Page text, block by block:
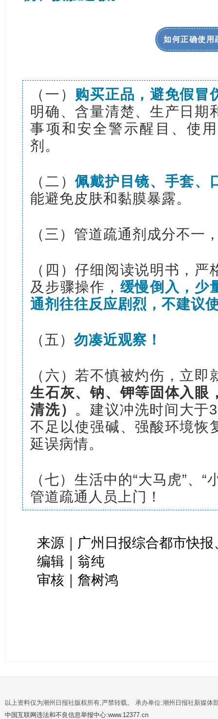
如何正确使用
（一） 购买正品，避免假冒
明确、含量清楚、生产日期
事项和安全警示醒目、使
剂。
（二）佩戴护目镜、手套、
能避免皮肤和黏膜暴露。
（三）管道疏通剂成分不一
（四）仔细阅读说明书，
及步骤操作， 缓慢倒入，少
通剂往往反应剧烈，不建议
（五）勿凑近观察！
（六）若不慎被灼伤，立
生石灰、钠、钾等固体入眼
清洗） 。建议冲洗时间大于
不足以使强碱、强酸环境恢
延误病情。
（七）生活中的“大马虎”、
管道疏通人员上门！
来源｜广州日报综合都市快
编辑｜翁纯
审核｜詹树鸿
以上资料仅为潮州日报社版权所有,严禁转载。 承办单位:潮州日报社新媒体
中国互联网违法和不良信息举报中心:www.12377.cn